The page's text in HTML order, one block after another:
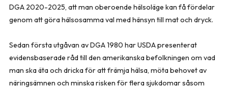
DGA 2020-2025, att man oberoende hälsoläge kan få fördelar
genom att göra hälsosamma val med hänsyn till mat och dryck.
Sedan första utgåvan av DGA 1980 har USDA presenterat
evidensbaserade råd till den amerikanska befolkningen om vad
man ska äta och dricka för att främja hälsa, möta behovet av
näringsämnen och minska risken för flera sjukdomar såsom